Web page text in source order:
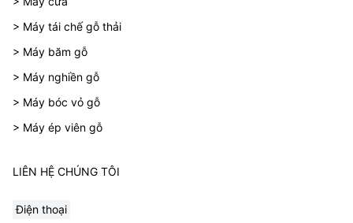
> Máy tái chế gỗ thải
> Máy băm gỗ
> Máy nghiền gỗ
> Máy bóc vỏ gỗ
> Máy ép viên gỗ
LIÊN HỆ CHÚNG TÔI
Điện thoại